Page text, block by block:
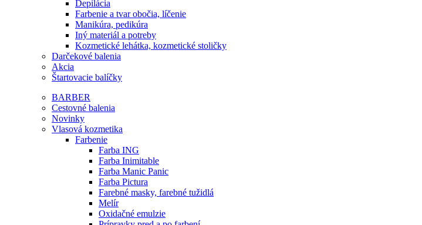
Depilácia
Farbenie a tvar obočia, líčenie
Manikúra, pedikúra
Iný materiál a potreby
Kozmetické lehátka, kozmetické stoličky
Darčekové balenia
Akcia
Štartovacie balíčky
BARBER
Cestovné balenia
Novinky
Vlasová kozmetika
Farbenie
Farba ING
Farba Inimitable
Farba Manic Panic
Farba Pictura
Farebné masky, farebné tužidlá
Melír
Oxidačné emulzie